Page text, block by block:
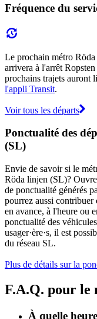
Fréquence du
Le prochain métro
arrivera à l'arrêt
prochains trajets auront
l'appli Transit.
Voir tous les départs
Ponctualité des
(SL)
Envie de savoir si le
Röda linjen (SL)?
de ponctualité générés
pourrez aussi
en avance, à l'heure ou
ponctualité des
usager·ère·s, il est
du réseau SL.
Plus de détails sur la
F.A.Q. pour le
À quelle